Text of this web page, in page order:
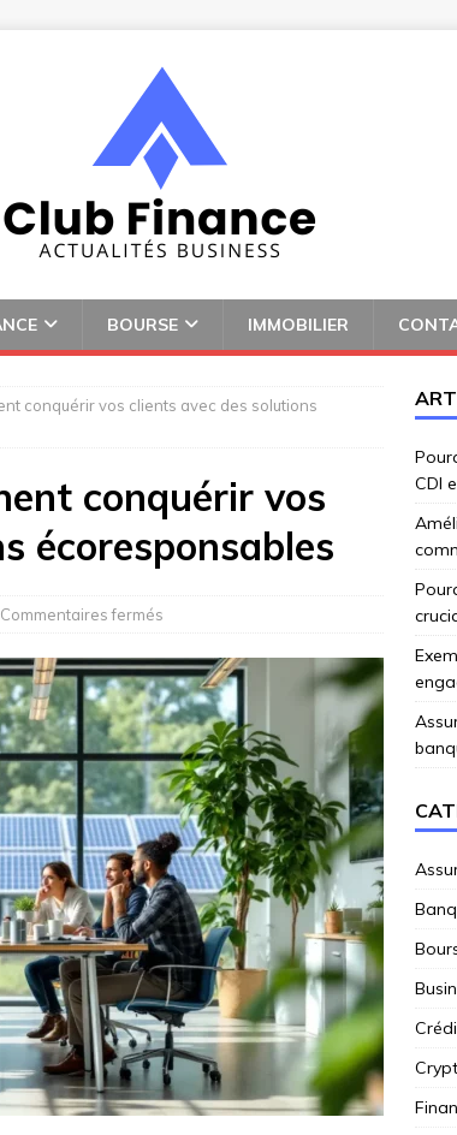
BOURSE IMMOBILIER
conquérir vos clients avec des solutions
conquérir vos
écoresponsables
Commentaires fermés
CDI